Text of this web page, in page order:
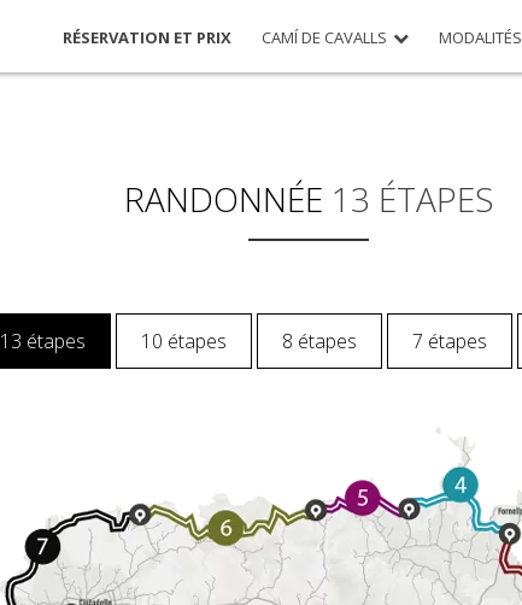
RÉSERVATION ET PRIX CAMÍ DE CAVALLS MODALITÉS
RANDONNÉE 13 ÉTAPES
13 étapes 10 étapes 8 étapes 7 étapes